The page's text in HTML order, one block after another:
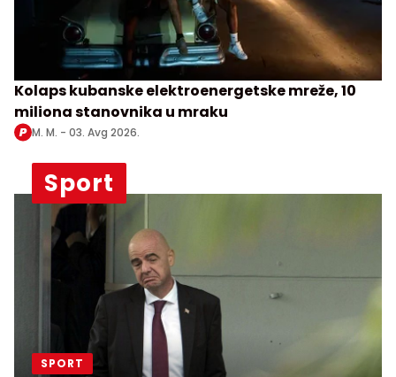
Kolaps kubanske elektroenergetske mreže, 10
miliona stanovnika u mraku
M. M. - 03. Avg 2026.
Sport
SPORT